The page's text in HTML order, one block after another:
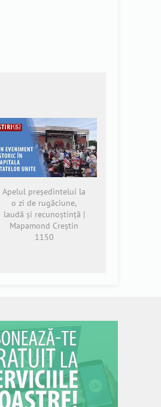
Apelul președintelui la
o zi de rugăciune,
laudă și recunoștință |
Mapamond Creștin
1150